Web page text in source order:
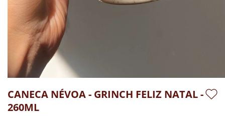
CANECA NÉVOA - GRINCH FELIZ NATAL -
260ML